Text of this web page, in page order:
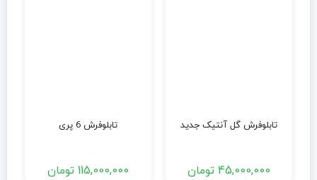
تابلوفرش گل آنتیک جدید
45,000,000 تومان
تابلوفرش 6 پری
115,000,000 تومان